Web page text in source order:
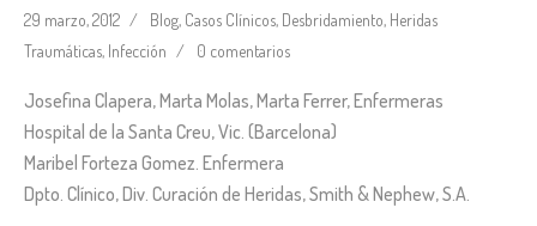
29 marzo, 2012 Blog, Casos Clínicos, Desbridamiento, Heridas
Traumáticas, Infección 0 comentarios
Josefina Clapera, Marta Molas, Marta Ferrer, Enfermeras
Hospital de la Santa Creu, Vic. (Barcelona)
Maribel Forteza Gomez. Enfermera
Dpto. Clínico, Div. Curación de Heridas, Smith & Nephew, S.A.